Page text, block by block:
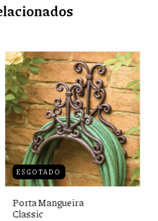
ESGOTADO
Porta Mangueira
Classic